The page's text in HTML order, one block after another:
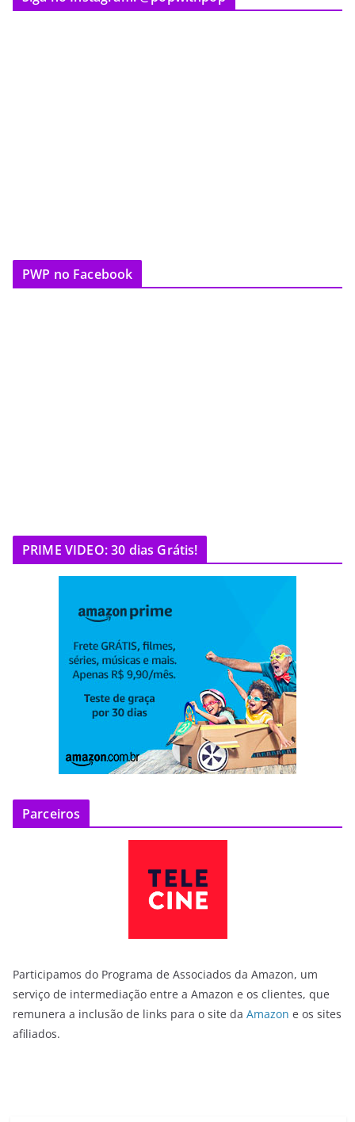
PWP no Facebook
PRIME VIDEO: 30 dias Grátis!
Parceiros
Participamos do Programa de Associados da Amazon, um
serviço de intermediação entre a Amazon e os clientes, que
remunera a inclusão de links para o site da Amazon e os sites
afiliados.